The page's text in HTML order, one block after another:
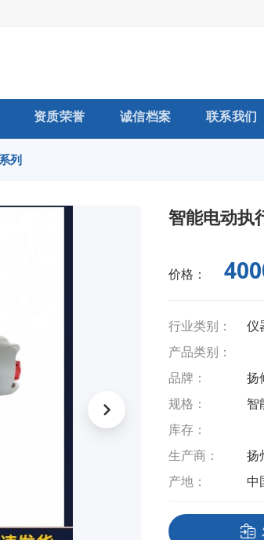
资质荣誉 诚信档案 联系我们
列
智能电动执
价格：
行业类别：
仪
产品类别：
品牌：
扬
规格：
智
库存：
生产商：
扬
产地：
中